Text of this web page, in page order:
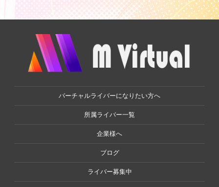
バーチャルライバーになりたい方へ
所属ライバー一覧
企業様へ
ブログ
ライバー募集中